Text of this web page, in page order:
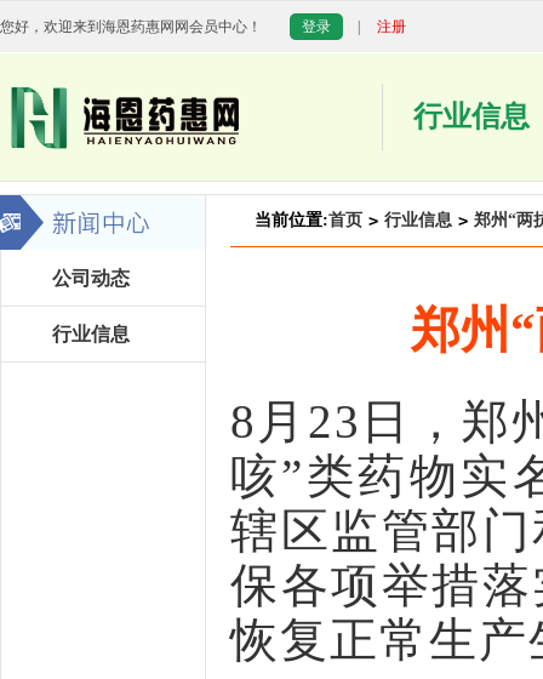
您好，欢迎来到海恩药惠网网会员中心！ 登录 注册
行业信息
公司动态
行业信息
当前位置:首页 > 行业信息 > 郑州“两
郑州
8月23日，郑
咳”类药物实
辖区监管部
保各项举措
恢复正常生